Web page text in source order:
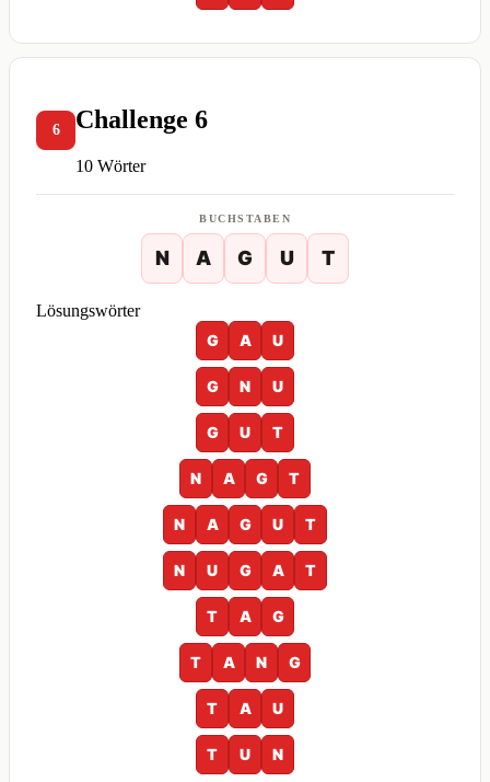
6 Challenge 6
10 Wörter
BUCHSTABEN
N A G U T
Lösungswörter
G
A U
G N U
G U T
N A G T
N A G U T
N U G A T
T A G
T A N G
T A U
T U N